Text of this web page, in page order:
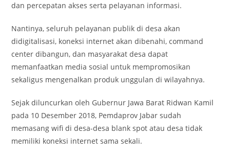
dan percepatan akses serta pelayanan informasi.
Nantinya, seluruh pelayanan publik di desa akan
didigitalisasi, koneksi internet akan dibenahi, command
center dibangun, dan masyarakat desa dapat
memanfaatkan media sosial untuk mempromosikan
sekaligus mengenalkan produk unggulan di wilayahnya.
Sejak diluncurkan oleh Gubernur Jawa Barat Ridwan Kamil
pada 10 Desember 2018, Pemdaprov Jabar sudah
memasang wifi di desa-desa blank spot atau desa tidak
memiliki koneksi internet sama sekali.